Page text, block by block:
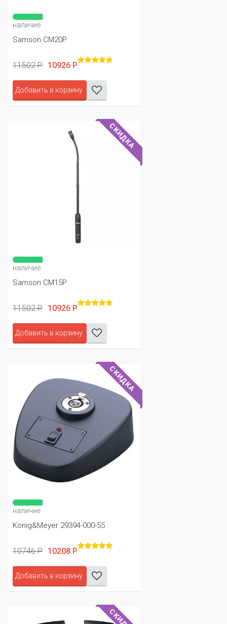
наличие
Samson CM20P
11502 Р 10926 Р
Добавить в корзину
СКИДКА
наличие
Samson CM15P
11502 Р 10926 Р
Добавить в корзину
СКИДКА
наличие
Konig&Meyer 29394-000-55
10746 Р 10208 Р
Добавить в корзину